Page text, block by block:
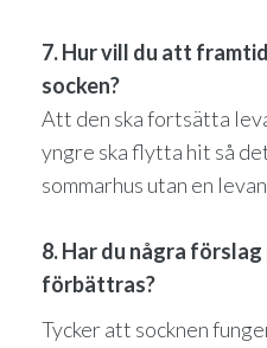
7. Hur vill du att
socken?
Att den ska fortsätta
yngre ska flytta hit så
sommarhus utan en
8. Har du några
förbättras?
Tycker att socknen